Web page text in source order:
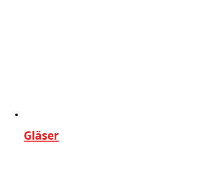
Gläser